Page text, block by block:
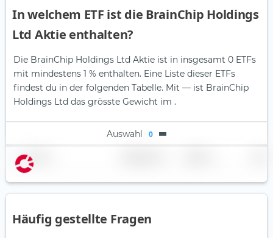
In welchem ETF ist die BrainChip Holdings
Ltd Aktie enthalten?
Die BrainChip Holdings Ltd Aktie ist in insgesamt 0 ETFs
mit mindestens 1 % enthalten. Eine Liste dieser ETFs
findest du in der folgenden Tabelle. Mit — ist BrainChip
Holdings Ltd das grösste Gewicht im .
Auswahl 0
Name
Häufig gestellte Fragen